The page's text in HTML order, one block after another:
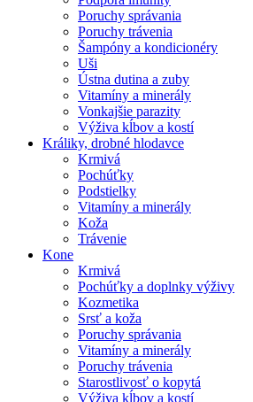
Poruchy správania
Poruchy trávenia
Šampóny a kondicionéry
Uši
Ústna dutina a zuby
Vitamíny a minerály
Vonkajšie parazity
Výživa kĺbov a kostí
Králiky, drobné hlodavce
Krmivá
Pochúťky
Podstielky
Vitamíny a minerály
Koža
Trávenie
Kone
Krmivá
Pochúťky a doplnky výživy
Kozmetika
Srsť a koža
Poruchy správania
Vitamíny a minerály
Poruchy trávenia
Starostlivosť o kopytá
Výživa kĺbov a kostí